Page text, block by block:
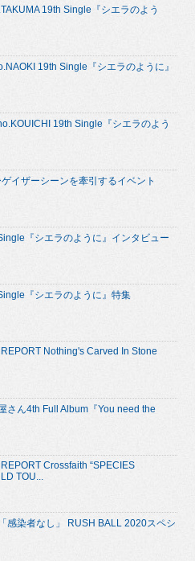
19th Single『シエラのよう
19th Single『シエラのように』
19th Single『シエラのよう
イザーシーンを牽引するイベント
『シエラのように』インタビュー
『シエラのように』特集
Nothing's Carved In Stone
さん4th Full Album『You need the
Crossfaith “SPECIES
TOU...
感染者なし」 RUSH BALL 2020スペシ